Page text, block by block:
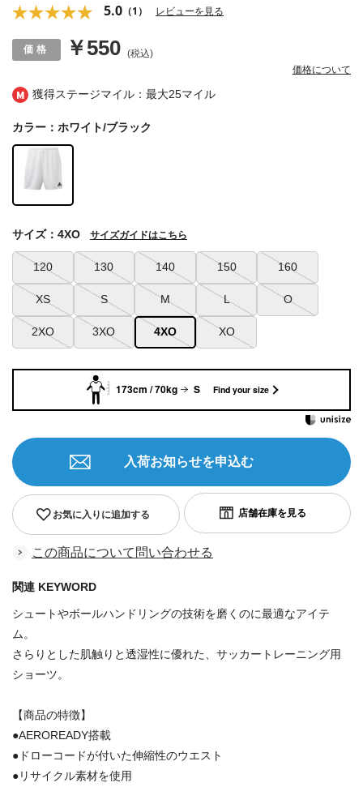
獲得ステージマイル：最大25マイル
5.0 （1） レビューを見る
￥550 (税込)
価格について
カラー：ホワイト/ブラック
120 130 140 150 160
XS S M L O
2XO 3XO 4XO XO
サイズ：4XO サイズガイドはこちら
お気に入りに追加する
入荷お知らせを申込む
この商品について問い合わせる
関連 KEYWORD
シュートやボールハンドリングの技術を磨くのに最適なアイテ
ム。
さらりとした肌触りと透湿性に優れた、サッカートレーニング用
ショーツ。
【商品の特徴】
●AEROREADY搭載
●ドローコードが付いた伸縮性のウエスト
●リサイクル素材を使用
173cm / 70kg S Find your size